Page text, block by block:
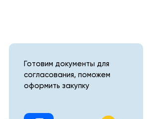
Готовим документы для
согласования, поможем
оформить закупку